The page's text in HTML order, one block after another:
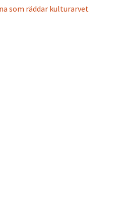
som räddar kulturarvet